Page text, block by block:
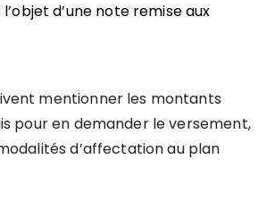
d’une note remise aux
mentionner les montants
pour en demander le versement,
d’affectation au plan